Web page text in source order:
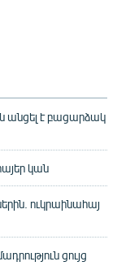
անցել է բացարձակ
կան
ուկրաինահայ
ցույց